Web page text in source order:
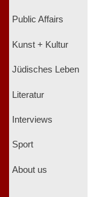
Public Affairs
Kunst + Kultur
Jüdisches Leben
Literatur
Interviews
Sport
About us